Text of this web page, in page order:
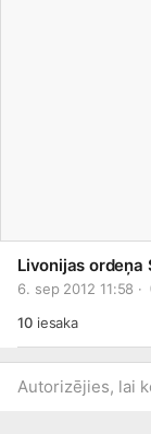
Livonijas ordeņa
6. sep 2012 11:58 ·
10iesaka
Autorizējies, lai